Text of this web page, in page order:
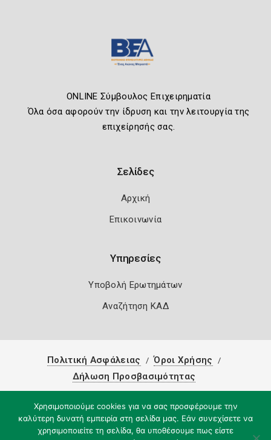
ONLINE Σύμβουλος Επιχειρηματία
Όλα όσα αφορούν την ίδρυση και την λειτουργία της
επιχείρησής σας.
Σελίδες
Αρχική
Επικοινωνία
Υπηρεσίες
Υποβολή Ερωτημάτων
Αναζήτηση ΚΑΔ
Πολιτική Ασφάλειας
Όροι Χρήσης
Δήλωση Προσβασιμότητας
Χρησιμοποιούμε cookies για να σας προσφέρουμε την
καλύτερη δυνατή εμπειρία στη σελίδα μας. Εάν συνεχίσετε να
χρησιμοποιείτε τη σελίδα, θα υποθέσουμε πως είστε